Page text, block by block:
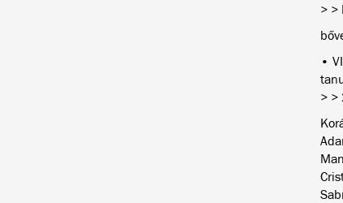
> >
•
> >